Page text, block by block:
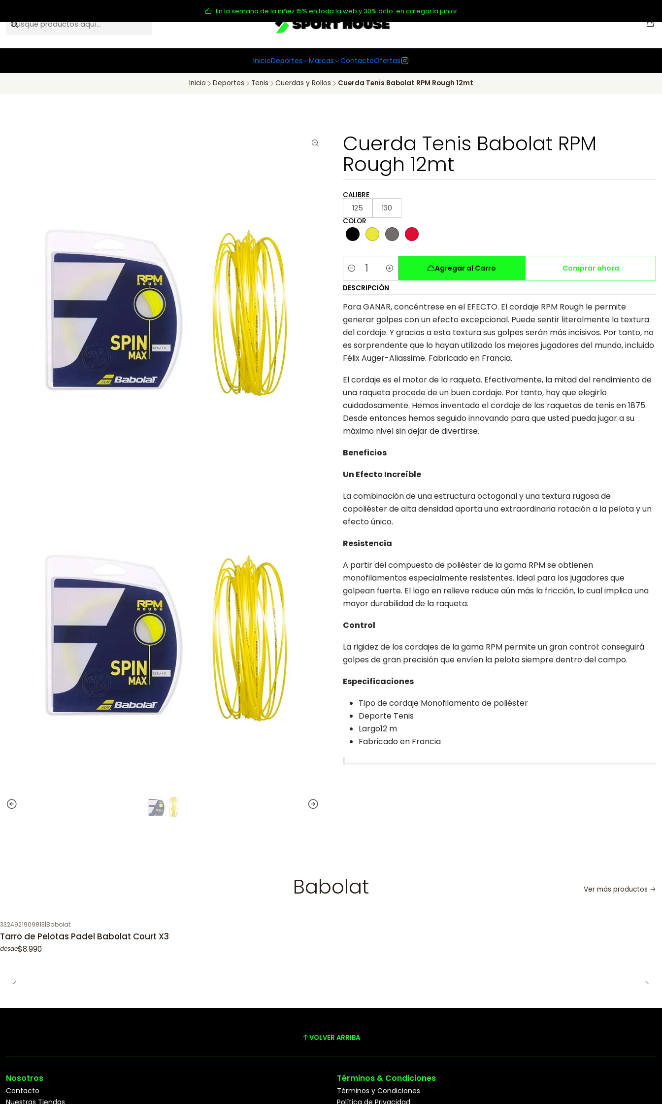
InicioDeportes Marcas ContactoOfertas
En la semana de la niñez 15% en toda la web y 30% dcto. en categoría junior
Inicio Deportes Tenis Cuerdas y Rollos Cuerda Tenis Babolat RPM Rough 12mt
Cuerda Tenis Babolat RPM
Rough 12mt
CALIBRE
125 130
COLOR
Cantidad
Agregar al Carro Comprar ahora
DESCRIPCIÓN
Para GANAR, concéntrese en el EFECTO. El cordaje RPM Rough le permite
generar golpes con un efecto excepcional. Puede sentir literalmente la textura
del cordaje. Y gracias a esta textura sus golpes serán más incisivos. Por tanto, no
es sorprendente que lo hayan utilizado los mejores jugadores del mundo, incluido
Félix Auger-Aliassime. Fabricado en Francia.
El cordaje es el motor de la raqueta. Efectivamente, la mitad del rendimiento de
una raqueta procede de un buen cordaje. Por tanto, hay que elegirlo
cuidadosamente. Hemos inventado el cordaje de las raquetas de tenis en 1875.
Desde entonces hemos seguido innovando para que usted pueda jugar a su
máximo nivel sin dejar de divertirse.
Beneficios
Un Efecto Increíble
La combinación de una estructura octogonal y una textura rugosa de
copoliéster de alta densidad aporta una extraordinaria rotación a la pelota y un
efecto único.
Resistencia
A partir del compuesto de poliéster de la gama RPM se obtienen
monofilamentos especialmente resistentes. Ideal para los jugadores que
golpean fuerte. El logo en relieve reduce aún más la fricción, lo cual implica una
mayor durabilidad de la raqueta.
Control
La rigidez de los cordajes de la gama RPM permite un gran control: conseguirá
golpes de gran precisión que envíen la pelota siempre dentro del campo.
Especificaciones
Tipo de cordaje Monofilamento de poliéster
Deporte Tenis
Largo12 m
Fabricado en Francia
|
Babolat Ver más productos
3324921909813|Babolat
Tarro de Pelotas Padel Babolat Court X3
desde$8.990
VOLVER ARRIBA
Nosotros
Contacto
Términos & Condiciones
Términos y Condiciones